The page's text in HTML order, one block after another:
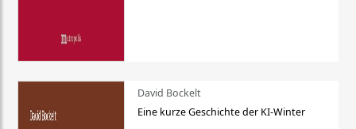
David Bockelt
Eine kurze Geschichte der KI-Winter